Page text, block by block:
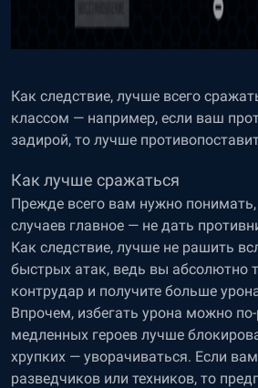
Как следствие, лучше всего
классом — например, если ваш
задирой, то лучше
Как лучше сражаться
Прежде всего вам нужно
случаев главное — не дать
Как следствие, лучше не рашить
быстрых атак, ведь вы абсолютно
контрудар и получите больше
Впрочем, избегать урона можно
медленных героев лучше
хрупких — уворачиваться. Если
разведчиков или техников, то